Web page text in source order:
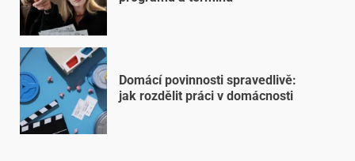
Domácí povinnosti spravedlivě:
jak rozdělit práci v domácnosti